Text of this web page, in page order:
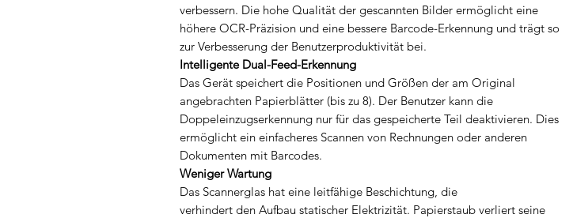
verbessern. Die hohe Qualität der gescannten Bilder ermöglicht eine
höhere OCR-Präzision und eine bessere Barcode-Erkennung und trägt so
zur Verbesserung der Benutzerproduktivität bei.
Intelligente Dual-Feed-Erkennung
Das Gerät speichert die Positionen und Größen der am Original
angebrachten Papierblätter (bis zu 8). Der Benutzer kann die
Doppeleinzugserkennung nur für das gespeicherte Teil deaktivieren. Dies
ermöglicht ein einfacheres Scannen von Rechnungen oder anderen
Dokumenten mit Barcodes.
Weniger Wartung
Das Scannerglas hat eine leitfähige Beschichtung, die
verhindert den Aufbau statischer Elektrizität. Papierstaub verliert seine